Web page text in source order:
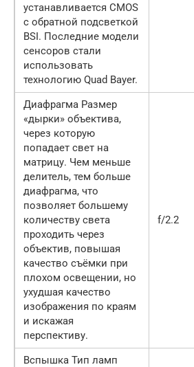
устанавливается CMOS
с обратной подсветкой
BSI. Последние модели
сенсоров стали
использовать
технологию Quad Bayer.
Диафрагма Размер
«дырки» объектива,
через которую
попадает свет на
матрицу. Чем меньше
делитель, тем больше
диафрагма, что
позволяет большему
количеству света
проходить через
объектив, повышая
качество съёмки при
плохом освещении, но
ухудшая качество
изображения по краям
и искажая
перспективу.
f/2.2
Вспышка Тип ламп